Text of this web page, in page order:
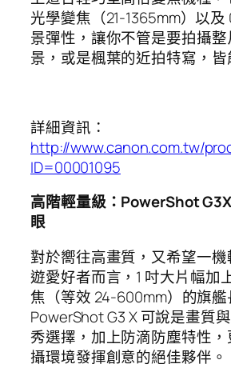
光學變焦（21-1365mm）以
景彈性，讓你不管是要拍攝
景，或是楓葉的近拍特寫，皆
詳細資訊：
http://www.canon.com.tw/
ID=00001095
高階輕量級： PowerShot
眼
對於嚮往高畫質，又希望一
遊愛好者而言，1 吋大片幅加
焦（等效 24-600mm）的旗
PowerShot G3 X 可說是畫質
秀選擇，加上防滴防塵特性
攝環境發揮創意的絕佳夥伴。